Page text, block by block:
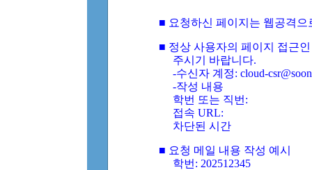
■ 요청하신 페이지는 웹공격
■ 정상 사용자의 페이지 접근
주시기 바랍니다.
-수신자 계정: cloud-
-작성 내용
학번 또는 직번:
접속 URL:
차단된 시간
■ 요청 메일 내용 작성 예시
학번: 202512345